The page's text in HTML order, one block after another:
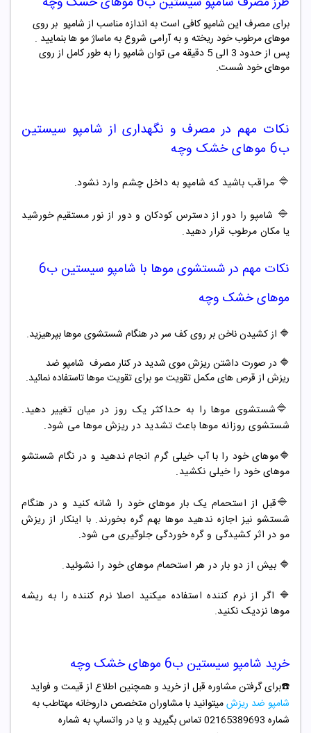
برای مصرف این شامپو کافی است به اندازه مناسب از شامپو بر روی
موهای مرطوب خود ریخته و به آرامی شروع به ماساژ مو ها بنمایید .
پس از حدود 3 الی 5 دقیقه می توان شامپو را به طور کامل از روی
موهای خود شست.
نکات مهم در مصرف و نگهداری از شامپو سیستین
ب6
موهای خشک وچه
🔷 مراقب باشید که شامپو به داخل چشم وارد نشود.
🔷 شامپو را دور از دسترس کودکان و دور از نور مستقیم خورشید
یا مکان مرطوب قرار دهید.
نکات مهم در شستشوی موها با شامپو سیستین ب6
موهای خشک وچه
🔷 از کشیدن ناخن بر روی کف سر در هنگام شستشوی موها بپرهیزید.
🔷 در صورت داشتن ریزش موی شدید در کنار مصرف شامپو ضد
ریزش از قرص های مکمل تقویت مو برای تقویت موها تاستفاده نمائید.
🔷شستشوی موها را به حداکثر یک روز در میان تغییر دهید.
شستشوی روزانه موها باعث تشدید در ریزش موها می شود.
🔷موهای خود را با آب خیلی گرم انجام ندهید و در نگام شستشو
موهای خود را خیلی نکشید.
🔷قبل از استحمام یک بار موهای خود را شانه کنید و در هنگام
شستشو نیز اجازه ندهید موها بهم گره بخورند. با اینکار از ریزش
مو در اثر کشیدگی و گره خوردگی جلوگیری می شود.
🔷 بیش از دو بار در هر استحمام موهای خود را نشوئید.
🔷 اگر از نرم کننده استفاده میکنید اصلا نرم کننده را به ریشه
موها نزدیک نکنید.
خرید شامپو سیستین ب6 موهای خشک وچه
☎️برای گرفتن مشاوره قبل از خرید و همچنین اطلاع از قیمت و فواید
شامپو ضد ریزشمیتوانید با مشاوران متخصص داروخانه مهتاطب به
شماره 02165389693 تماس بگیرید و یا در واتساپ به شماره